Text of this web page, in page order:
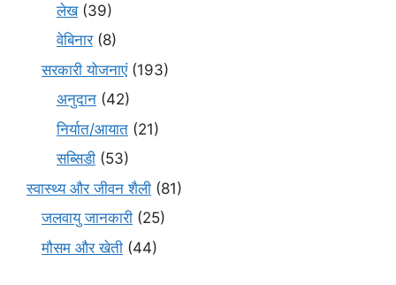
लेख(39)
वेबिनार(8)
सरकारी योजनाएं(193)
अनुदान (42)
निर्यात/आयात (21)
सब्सिडी (53)
स्वास्थ्य और जीवन शैली (81)
जलवायु जानकारी (25)
मौसम और खेती (44)